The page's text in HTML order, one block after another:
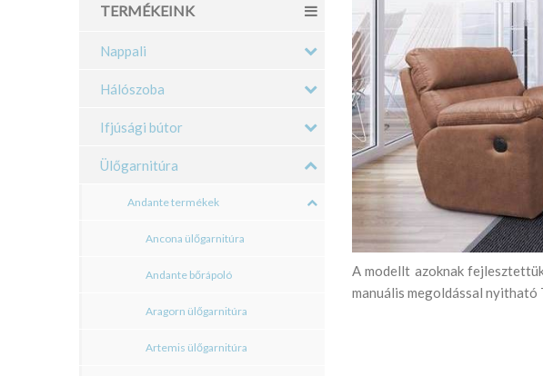
TERMÉKEINK
Nappali
Hálószoba
Ifjúsági bútor
Ülőgarnitúra
Andante termékek
Ancona ülőgarnitúra
Andante bőrápoló
Aragorn ülőgarnitúra
Artemis ülőgarnitúra
A modellt azoknak
manuális megoldással